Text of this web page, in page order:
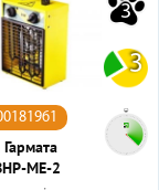
3
3
ME-2